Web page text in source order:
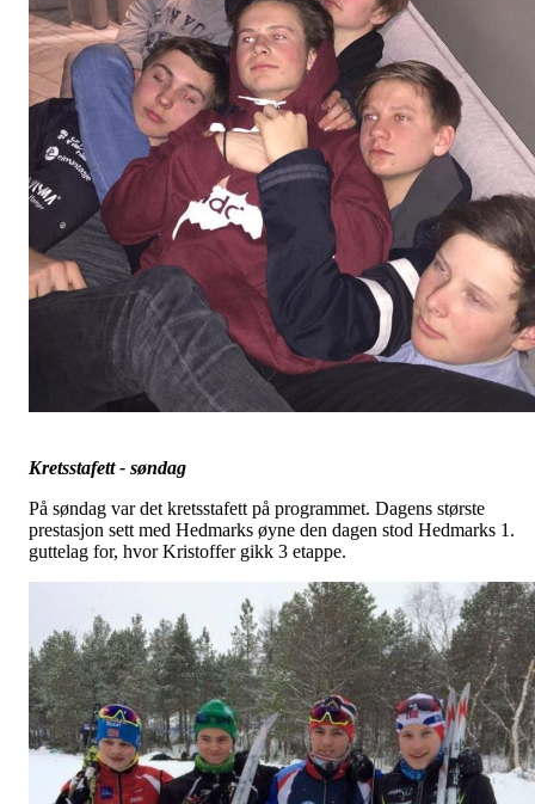
Kretsstafett - søndag
På søndag var det kretsstafett på programmet. Dagens største
prestasjon sett med Hedmarks øyne den dagen stod Hedmarks 1.
guttelag for, hvor Kristoffer gikk 3 etappe.